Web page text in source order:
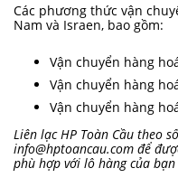
Các phương thức vận
Nam và Israen, bao gồm:
Vận chuyển hàng
Vận chuyển hàng
Vận chuyển hàng
Liên lạc HP Toàn Cầu theo
info@hptoancau.com để
phù hợp với lô hàng của bạn